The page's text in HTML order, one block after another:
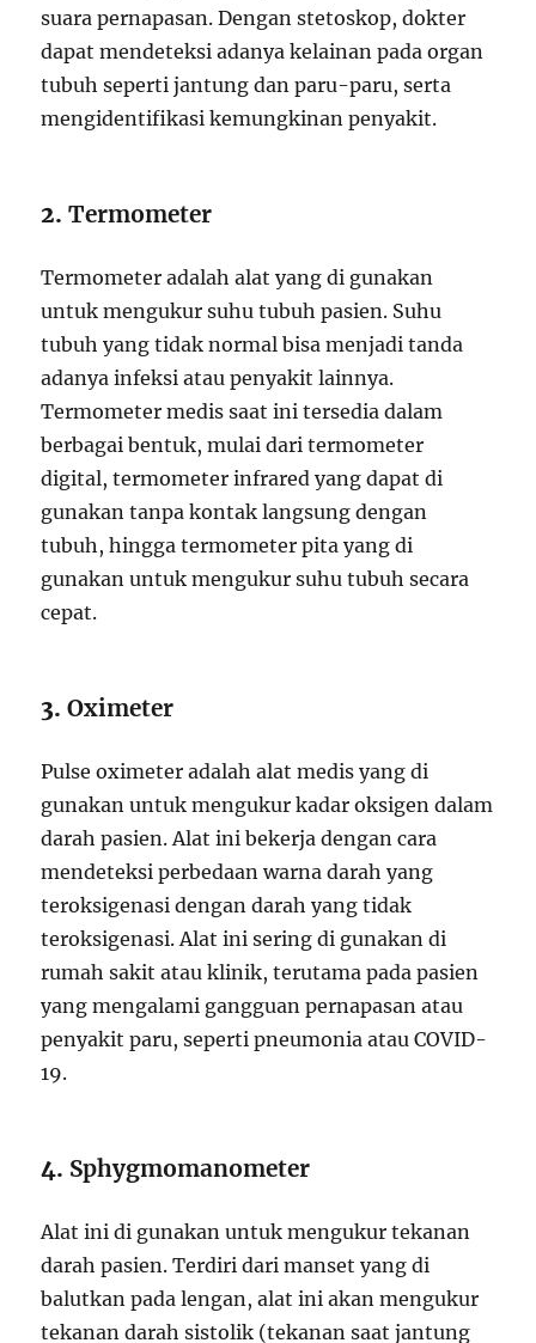
suara pernapasan. Dengan stetoskop, dokter
dapat mendeteksi adanya kelainan pada organ
tubuh seperti jantung dan paru-paru, serta
mengidentifikasi kemungkinan penyakit.
2.Termometer
Termometer adalah alat yang di gunakan
untuk mengukur suhu tubuh pasien. Suhu
tubuh yang tidak normal bisa menjadi tanda
adanya infeksi atau penyakit lainnya.
Termometer medis saat ini tersedia dalam
berbagai bentuk, mulai dari termometer
digital, termometer infrared yang dapat di
gunakan tanpa kontak langsung dengan
tubuh, hingga termometer pita yang di
gunakan untuk mengukur suhu tubuh secara
cepat.
3.Oximeter
Pulse oximeter adalah alat medis yang di
gunakan untuk mengukur kadar oksigen dalam
darah pasien. Alat ini bekerja dengan cara
mendeteksi perbedaan warna darah yang
teroksigenasi dengan darah yang tidak
teroksigenasi. Alat ini sering di gunakan di
rumah sakit atau klinik, terutama pada pasien
yang mengalami gangguan pernapasan atau
penyakit paru, seperti pneumonia atau COVID-
19.
4. Sphygmomanometer
Alat ini di gunakan untuk mengukur tekanan
darah pasien. Terdiri dari manset yang di
balutkan pada lengan, alat ini akan mengukur
tekanan darah sistolik (tekanan saat jantung